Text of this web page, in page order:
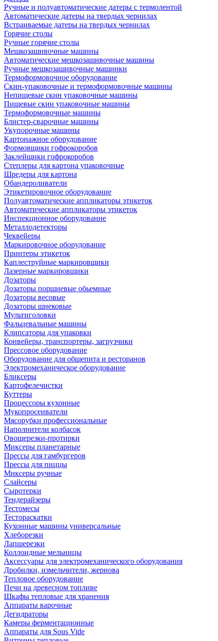
Ручные и полуавтоматические датеры с термолентой
Автоматические датеры на твердых чернилах
Встраиваемые датеры на твердых чернилах
Горячие столы
Ручные горячие столы
Мешкозашивочные машины
Автоматические мешкозашивочные машины
Ручные мешкозашивочные машинки
Термоформовочное оборудование
Скин-упаковочные и термоформовочные машины
Непищевые скин упаковочные машины
Пищевые скин упаковочные машины
Термоформовочные машины
Блистер-сварочные машины
Укупорочные машины
Картонажное оборудование
Формовщики гофрокоробов
Заклейщики гофрокоробов
Степлеры для картона упаковочные
Шредеры для картона
Обандероливатели
Этикетировочное оборудование
Полуавтоматические аппликаторы этикеток
Автоматические аппликаторы этикеток
Инспекционное оборудование
Металлодетекторы
Чеквейеры
Маркировочное оборудование
Принтеры этикеток
Каплеструйные маркировщики
Лазерные маркировщики
Дозаторы
Дозаторы поршневые обьемные
Дозаторы весовые
Дозаторы шнековые
Мультиголовки
Фальцевальные машины
Клипсаторы для упаковки
Конвейеры, транспортеры, загрузчики
Прессовое оборудование
Оборудование для общепита и ресторанов
Электромеханическое оборудование
Бликсеры
Картофелечистки
Куттеры
Процессоры кухонные
Мукопросеиватели
Мясорубки профессиональные
Наполнители колбасок
Овощерезки-протирки
Миксеры планетарные
Прессы для гамбургеров
Прессы для пиццы
Миксеры ручные
Слайсеры
Сыротерки
Тендерайзеры
Тестомесы
Тестораскатки
Кухонные машины универсальные
Хлеборезки
Лапшерезки
Коллоидные мельницы
Аксессуары для электромеханического оборудования
Дробилки, измельчители, жернова
Тепловое оборудование
Печи на древесном топливе
Шкафы тепловые для хранения
Аппараты варочные
Дегидраторы
Камеры ферментационные
Аппараты для Sous Vide